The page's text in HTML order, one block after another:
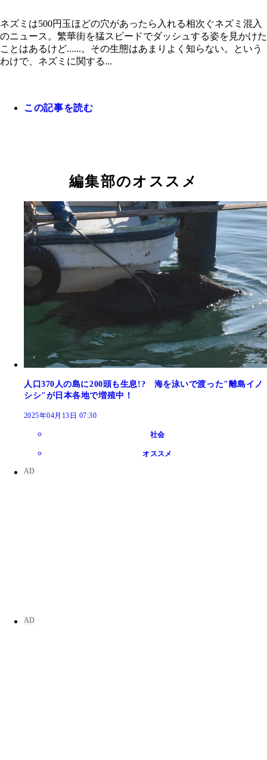
ネズミは500円玉ほどの穴があったら入れる相次ぐネズミ混入
のニュース。繁華街を猛スピードでダッシュする姿を見かけた
ことはあるけど......。その生態はあまりよく知らない。という
わけで、ネズミに関する...
この記事を読む
編集部のオススメ
人口370人の島に200頭も生息!? 海を泳いで渡った"離島イノ
シシ"が日本各地で増殖中！
2025年04月13日 07:30
社会
オススメ